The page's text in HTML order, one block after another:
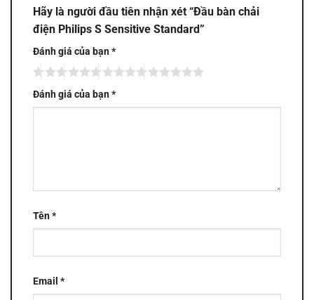
Hãy là người đầu tiên nhận xét “Đầu bàn chải
điện Philips S Sensitive Standard”
Đánh giá của bạn*
Đánh giá của bạn*
Tên*
Email *